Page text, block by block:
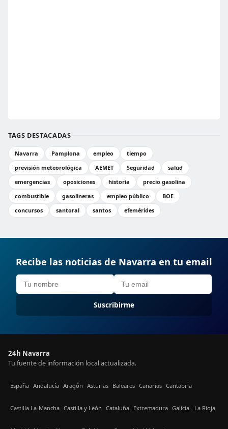
TAGS DESTACADAS
Navarra Pamplona empleo
tiempo
previsión meteorológica
AEMET Seguridad
salud
emergencias
oposiciones historia
precio gasolina
combustible
gasolineras empleo público
BOE
concursos
santoral santos efemérides
Recibe las noticias de Navarra en tu email
Suscribirme
24h Navarra
Tu fuente de información local actualizada.
España Andalucía Aragón Asturias Baleares Canarias Cantabria
Castilla La-Mancha Castilla y León Cataluña Extremadura Galicia La Rioja